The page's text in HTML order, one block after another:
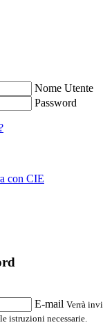
Nome Utente
Password
con CIE
E-mail Verrà
istruzioni necessarie.